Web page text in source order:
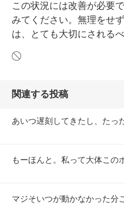
この状況には改善が必要
みてください。無理をせ
は、とても大切にされる
関連する投稿
あいつ遅刻してきたし、たっ
もーほんと。私って大体この
マジそいつが動かなかった分